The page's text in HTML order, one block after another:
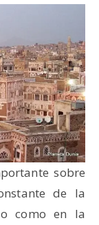
sobre
de la
como en la